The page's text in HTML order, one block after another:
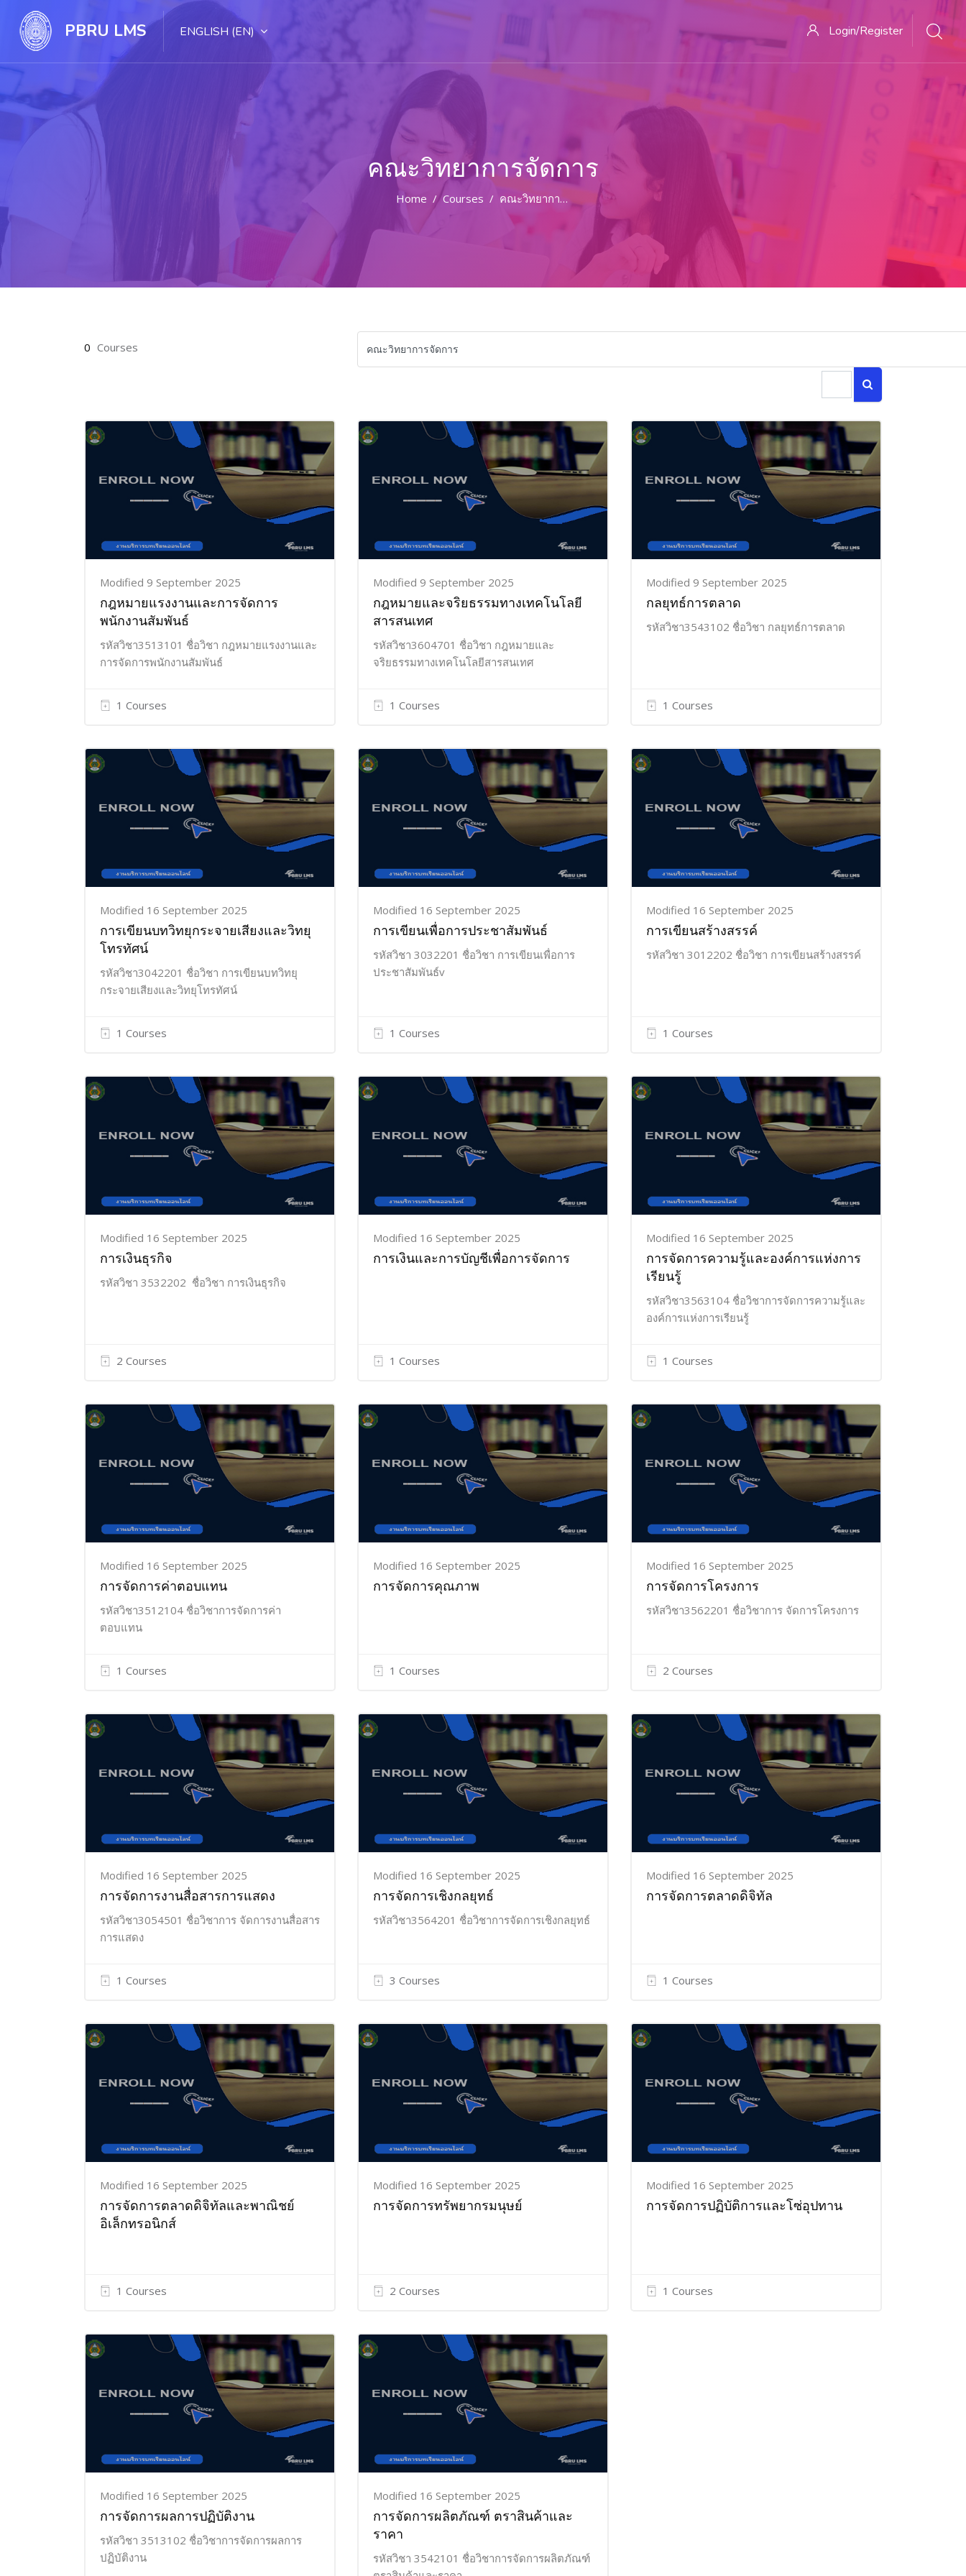
PBRU LMS ENGLISH ‎(EN)‎ Login/Register
คณะวิทยาการจัดการ
Home Courses คณะวิทยาการจัดการ
0 Courses
Search courses
Modified 9 September 2025
กฎหมายแรงงานและการจัดการ
พนักงานสัมพันธ์
รหัสวิชา3513101 ชื่อวิชา กฎหมายแรงงานและ
การจัดการพนักงานสัมพันธ์
1 Courses
Modified 9 September 2025
กฎหมายและจริยธรรมทางเทคโนโลยี
สารสนเทศ
รหัสวิชา3604701 ชื่อวิชา กฎหมายและ
จริยธรรมทางเทคโนโลยีสารสนเทศ
1 Courses
Modified 9 September 2025
กลยุทธ์การตลาด
รหัสวิชา3543102 ชื่อวิชา กลยุทธ์การตลาด
1 Courses
Modified 16 September 2025
การเขียนบทวิทยุกระจายเสียงและวิทยุ
โทรทัศน์
รหัสวิชา3042201 ชื่อวิชา การเขียนบทวิทยุ
กระจายเสียงและวิทยุโทรทัศน์
1 Courses
Modified 16 September 2025
การเขียนเพื่อการประชาสัมพันธ์
รหัสวิชา 3032201 ชื่อวิชา การเขียนเพื่อการ
ประชาสัมพันธ์v
1 Courses
Modified 16 September 2025
การเขียนสร้างสรรค์
รหัสวิชา 3012202 ชื่อวิชา การเขียนสร้างสรรค์
1 Courses
Modified 16 September 2025
การเงินธุรกิจ
รหัสวิชา 3532202 ชื่อวิชา การเงินธุรกิจ
2 Courses
Modified 16 September 2025
การเงินและการบัญชีเพื่อการจัดการ
1 Courses
Modified 16 September 2025
การจัดการความรู้และองค์การแห่งการ
เรียนรู้
รหัสวิชา3563104 ชื่อวิชาการจัดการความรู้และ
องค์การแห่งการเรียนรู้
1 Courses
Modified 16 September 2025
การจัดการค่าตอบแทน
รหัสวิชา3512104 ชื่อวิชาการจัดการค่า
ตอบแทน
1 Courses
Modified 16 September 2025
การจัดการคุณภาพ
1 Courses
Modified 16 September 2025
การจัดการโครงการ
รหัสวิชา3562201 ชื่อวิชาการ จัดการโครงการ
2 Courses
Modified 16 September 2025
การจัดการงานสื่อสารการแสดง
รหัสวิชา3054501 ชื่อวิชาการ จัดการงานสื่อสาร
การแสดง
1 Courses
Modified 16 September 2025
การจัดการเชิงกลยุทธ์
รหัสวิชา3564201 ชื่อวิชาการจัดการเชิงกลยุทธ์
3 Courses
Modified 16 September 2025
การจัดการตลาดดิจิทัล
1 Courses
Modified 16 September 2025
การจัดการตลาดดิจิทัลและพาณิชย์
อิเล็กทรอนิกส์
1 Courses
Modified 16 September 2025
การจัดการทรัพยากรมนุษย์
2 Courses
Modified 16 September 2025
การจัดการปฏิบัติการและโซ่อุปทาน
1 Courses
Modified 16 September 2025
การจัดการผลการปฏิบัติงาน
รหัสวิชา 3513102 ชื่อวิชาการจัดการผลการ
ปฏิบัติงาน
Modified 16 September 2025
การจัดการผลิตภัณฑ์ ตราสินค้าและ
ราคา
รหัสวิชา 3542101 ชื่อวิชาการจัดการผลิตภัณฑ์